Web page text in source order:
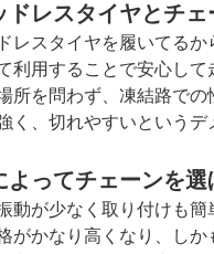
ドレスタイヤとチ
レスタイヤを履いてる
利用することで安心し
所を問わず、凍結路で
く、切れやすいというデ
よってチェーンを選
動が少なく取り付けも
がかなり高くなり、し